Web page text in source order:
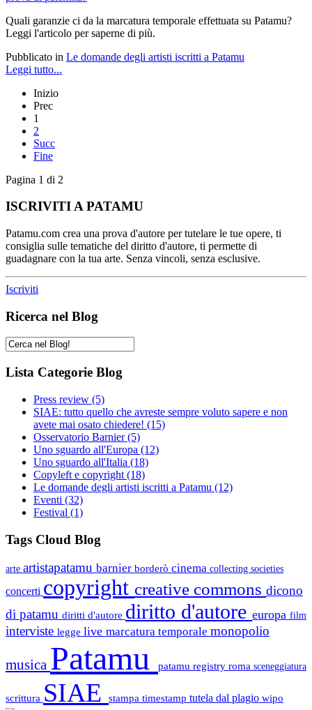
Quali garanzie ci da la marcatura temporale effettuata su Patamu?
Leggi l'articolo per saperne di più.
Pubblicato in Le domande degli artisti iscritti a Patamu
Leggi tutto...
Inizio
Prec
1
2
Succ
Fine
Pagina 1 di 2
ISCRIVITI A PATAMU
Patamu.com crea una prova d'autore per tutelare le tue opere, ti
consiglia sulle tematiche del diritto d'autore, ti permette di
guadagnare con la tua arte. Senza vincoli, senza esclusive.
Iscriviti
Ricerca nel Blog
Lista Categorie Blog
Press review (5)
SIAE: tutto quello che avreste sempre voluto sapere e non
avete mai osato chiedere! (15)
Osservatorio Barnier(5)
Uno sguardo all'Europa (12)
Uno sguardo all'Italia (18)
Copyleft e copyright (18)
Le domande degli artisti iscritti a Patamu (12)
Eventi (32)
Festival (1)
Tags Cloud Blog
arte artistapatamu barnier borderò cinema collecting societies
concerti copyright creative commons dicono
di patamu diritti d'autore diritto d'autore europa film
interviste legge live marcatura temporale monopolio
musica Patamu patamu registry roma sceneggiatura
scrittura SIAE stampa timestamp tutela dal plagio wipo